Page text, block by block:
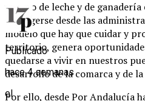
vacuno de leche y de
protegerse desde las
modelo que hay que cuidar y
territorio, genera
quedarse a vivir en nuestros
desarrollo de la comarca y de
Por ello, desde Por Andalucía
Publicado
hace 4 semanas
el